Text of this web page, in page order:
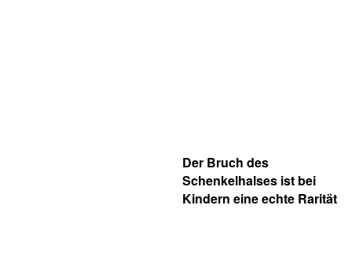
Der Bruch des
Schenkelhalses ist bei
Kindern eine echte Rarität